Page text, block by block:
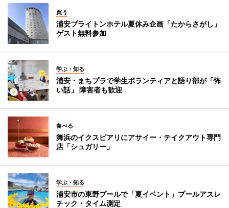
買う
浦安ブライトンホテル夏休み企画「たからさがし」
ゲスト無料参加
学ぶ・知る
浦安・まちプラで学生ボランティアと語り部が「怖
い話」 障害者も歓迎
食べる
舞浜のイクスピアリにアサイー・テイクアウト専門
店「シュガリー」
学ぶ・知る
浦安市の東野プールで「夏イベント」プールアスレ
チック・タイム測定